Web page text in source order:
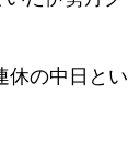
の中日と